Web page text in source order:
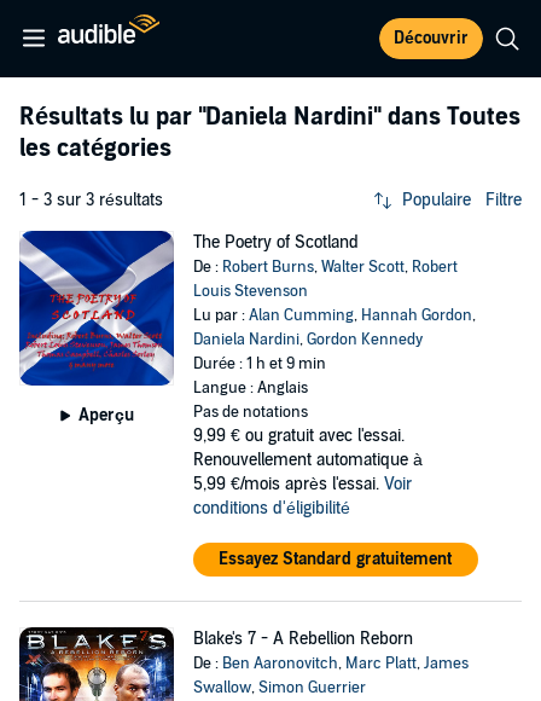
Découvrir
Résultats lu par "Daniela Nardini" dans Toutes
les catégories
1 - 3 sur 3 résultats Populaire Filtre
Aperçu
The Poetry of Scotland
De : Robert Burns,Walter Scott, Robert
Louis Stevenson
Lu par :Alan Cumming, Hannah Gordon,
Daniela Nardini,Gordon Kennedy
Durée : 1 h et 9 min
Langue : Anglais
Pas de notations
9,99 € ou gratuit avec l'essai.
Renouvellement automatique à
5,99 €/mois après l'essai. Voir
conditions d'éligibilité
Essayez Standard gratuitement
Blake's 7 - A Rebellion Reborn
De : Ben Aaronovitch, Marc Platt,James
Swallow,Simon Guerrier